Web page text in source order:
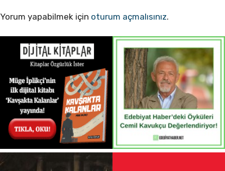
Yorum yapabilmek için oturum açmalısınız.